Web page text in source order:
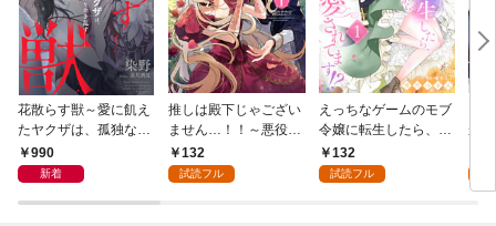
花散らす獣～愛に飢え
たヤクザは、孤独な私
をかき乱す～
990
新着
推しは殿下じゃござい
ません…！！～悪役令
嬢、甘攻め溺愛ルート
に突入しました！？～
132
試読フル
えっちなゲームのモブ
令嬢に転生したら、絶
倫騎士隊長様からトン
デモ溺愛されてま
132
試読フル
か
了
１